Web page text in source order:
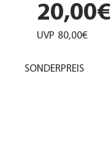
20,00€
UVP 80,00€
SONDERPREIS